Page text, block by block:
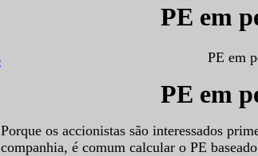
PE em
PE em
PE em
Porque os accionistas são interessados
companhia, é comum calcular o PE